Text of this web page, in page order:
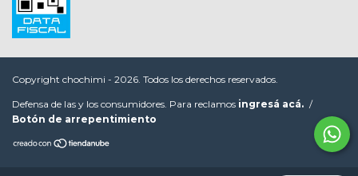
Copyright chochimi - 2026. Todos los derechos reservados.
Defensa de las y los consumidores. Para reclamos ingresá acá. /
Botón de arrepentimiento